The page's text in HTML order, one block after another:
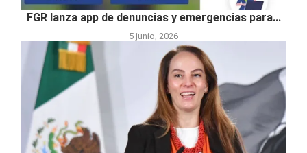
FGR lanza app de denuncias y emergencias para...
5 junio, 2026